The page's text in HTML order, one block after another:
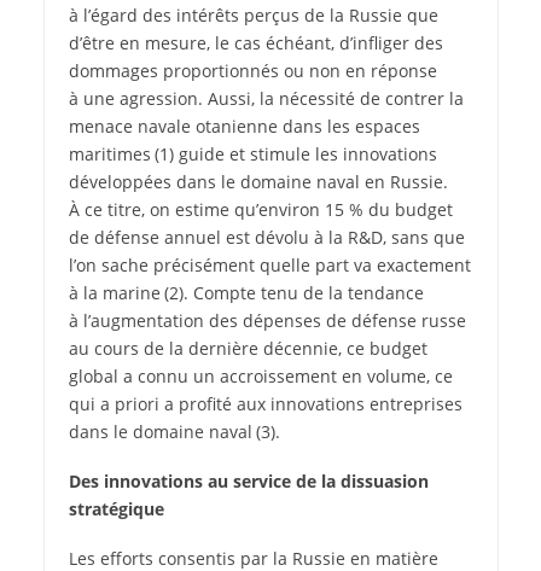
à l’égard des intérêts perçus de la Russie que
d’être en mesure, le cas échéant, d’infliger des
dommages proportionnés ou non en réponse
à une agression. Aussi, la nécessité de contrer la
menace navale otanienne dans les espaces
maritimes (1) guide et stimule les innovations
développées dans le domaine naval en Russie.
À ce titre, on estime qu’environ 15 % du budget
de défense annuel est dévolu à la R&D, sans que
l’on sache précisément quelle part va exactement
à la marine (2). Compte tenu de la tendance
à l’augmentation des dépenses de défense russe
au cours de la dernière décennie, ce budget
global a connu un accroissement en volume, ce
qui a priori a profité aux innovations entreprises
dans le domaine naval (3).
Des innovations au service de la dissuasion
stratégique
Les efforts consentis par la Russie en matière